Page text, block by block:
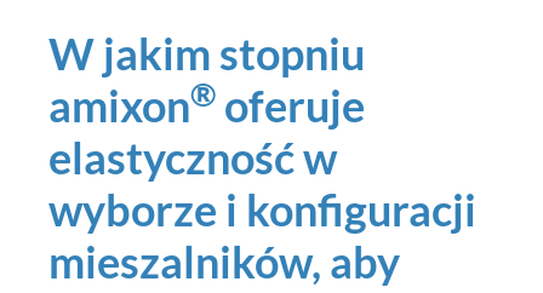
W jakim stopniu
amixon® oferuje
elastyczność w
wyborze i konfiguracji
mieszalników, aby